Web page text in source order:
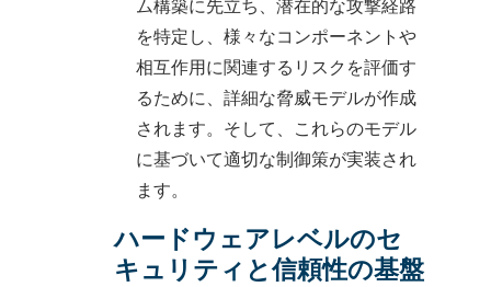
ム構築に先立ち、潜在的な攻撃経路
を特定し、様々なコンポーネントや
相互作用に関連するリスクを評価す
るために、詳細な脅威モデルが作成
されます。そして、これらのモデル
に基づいて適切な制御策が実装され
ます。
ハードウェアレベルのセ
キュリティと信頼性の基盤